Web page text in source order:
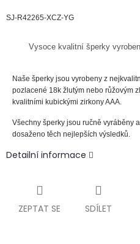
SJ-R42265-XCZ-YG
Vysoce kvalitní šperky
Naše šperky jsou vyrobeny z
pozlacené 18k žlutým nebo růžovým
kvalitními kubickými zirkony AAA.
Všechny šperky jsou ručně vyráběny
dosaženo těch nejlepších výsledků.
Detailní informace
ZEPTAT SE SDÍLET